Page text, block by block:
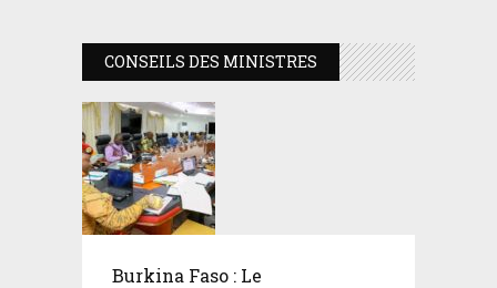
CONSEILS DES MINISTRES
Burkina Faso : Le